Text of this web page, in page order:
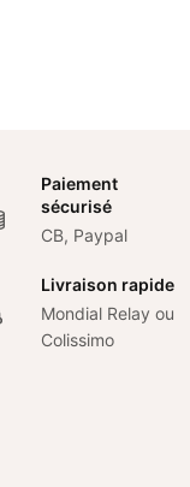
Paiement
sécurisé
CB, Paypal
Livraison rapide
Mondial Relay ou
Colissimo